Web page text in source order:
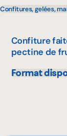
Confitures, gelées,
Confiture
pectine de
Format